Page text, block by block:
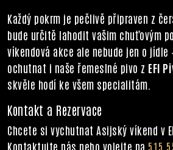
Každý pokrm je pečlivě připraven z
bude určitě lahodit vašim chuťovým
víkendová akce ale nebude jen o jídle
ochutnat i naše řemeslné pivo z EFI
skvěle hodí ke všem specialitám.
Kontakt a Rezervace
Chcete si vychutnat Asijský víkend v
Kontaktujte nás nebo volejte na 515